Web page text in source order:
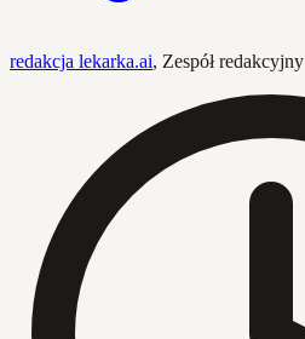
redakcja lekarka.ai, Zespół redakcyjny